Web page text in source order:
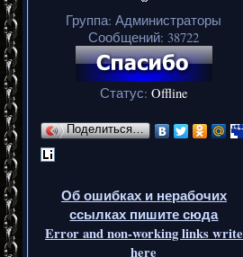
Группа: Администраторы
Сообщений: 38722
Статус: Offline
Поделиться…
Об ошибках и нерабочих
ссылках пишите сюда
Error and non-working links write
here